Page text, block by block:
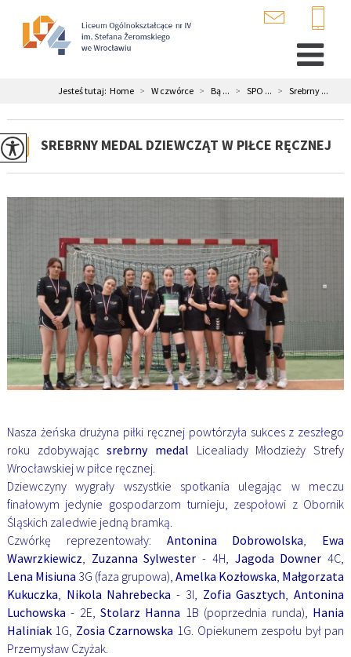
Jesteś tutaj: Home > W czwórce > Bą ... > SPO ... > Srebrny ...
SREBRNY MEDAL DZIEWCZĄT W PIŁCE RĘCZNEJ
Nasza żeńska drużyna piłki ręcznej powtórzyła sukces z zeszłego
roku zdobywającsrebrny medal Licealiady Młodzieży Strefy
Wrocławskiej w piłce ręcznej.
Dziewczyny wygrały wszystkie spotkania ulegając w meczu
finałowym jedynie gospodarzom turnieju, zespołowi z Obornik
Śląskich zaledwie jedną bramką.
Czwórkę reprezentowały: Antonina Dobrowolska, Ewa
Wawrzkiewicz, Zuzanna Sylwester - 4H, Jagoda Downer 4C,
Lena Misiuna 3G (faza grupowa),Amelka Kozłowska, Małgorzata
Kukuczka, Nikola Nahrebecka - 3I, Zofia Gasztych,Antonina
Luchowska - 2E,Stolarz Hanna 1B (poprzednia runda), Hania
Haliniak1G, Zosia Czarnowska 1G. Opiekunem zespołu był pan
Przemysław Czyżak.